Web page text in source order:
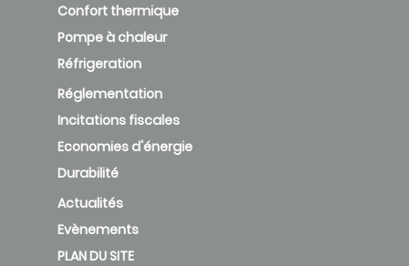
Confort thermique
Pompe à chaleur
Réfrigeration
Réglementation
Incitations fiscales
Economies d'énergie
Durabilité
Actualités
Evènements
PLAN DU SITE